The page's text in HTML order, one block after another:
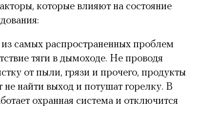
которые влияют на состояние
самых распространенных проблем
тяги в дымоходе. Не проводя
от пыли, грязи и прочего, продукты
не найти выход и потушат горелку. В
охранная система и отключится